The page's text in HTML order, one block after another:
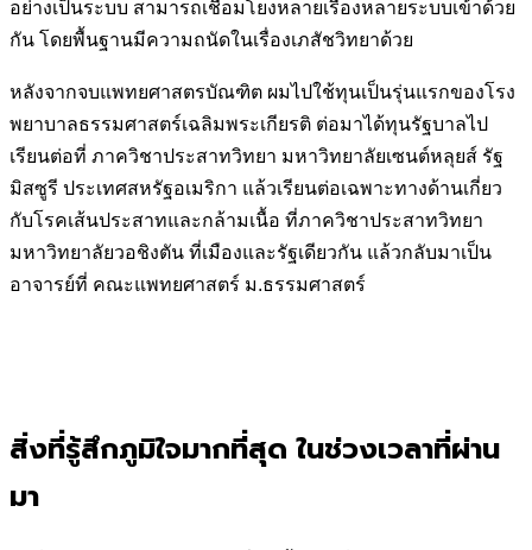
อย่างเป็นระบบ สามารถเชื่อมโยงหลายเรื่องหลายระบบเข้าด้วย
กัน โดยพื้นฐานมีความถนัดในเรื่องเภสัชวิทยาด้วย
หลังจากจบแพทยศาสตรบัณฑิต ผมไปใช้ทุนเป็นรุ่นแรกของโรง
พยาบาลธรรมศาสตร์เฉลิมพระเกียรติ ต่อมาได้ทุนรัฐบาลไป
เรียนต่อที่ ภาควิชาประสาทวิทยา มหาวิทยาลัยเซนต์หลุยส์ รัฐ
มิสซูรี ประเทศสหรัฐอเมริกา แล้วเรียนต่อเฉพาะทางด้านเกี่ยว
กับโรคเส้นประสาทและกล้ามเนื้อ ที่ภาควิชาประสาทวิทยา
มหาวิทยาลัยวอชิงตัน ที่เมืองและรัฐเดียวกัน แล้วกลับมาเป็น
อาจารย์ที่ คณะแพทยศาสตร์ ม.ธรรมศาสตร์
สิ่งที่รู้สึกภูมิใจมากที่สุด ในช่วงเวลาที่ผ่าน
มา